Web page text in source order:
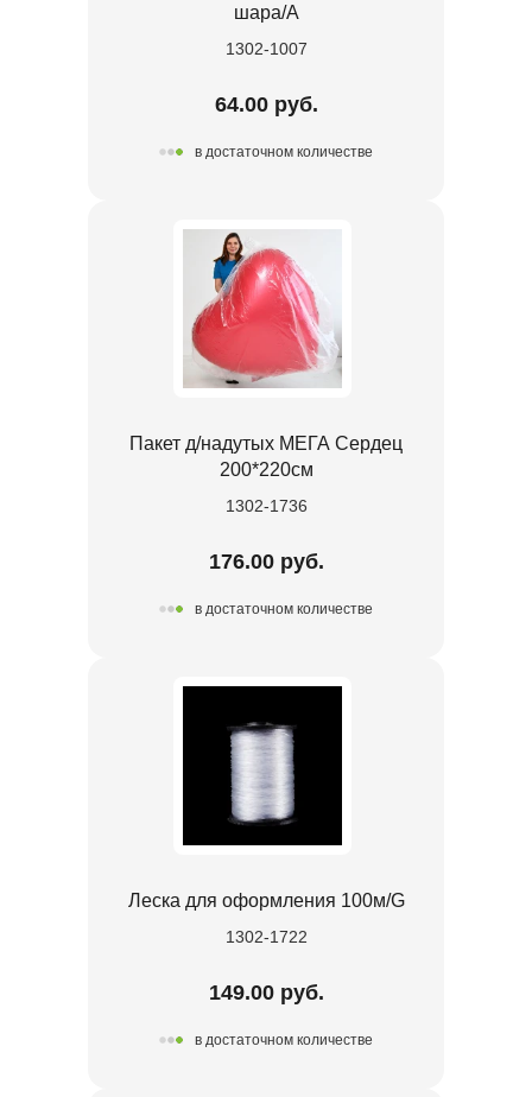
шара/A
1302-1007
64.00 руб.
в достаточном количестве
Пакет д/надутых МЕГА Сердец
200*220см
1302-1736
176.00 руб.
в достаточном количестве
Леска для оформления 100м/G
1302-1722
149.00 руб.
в достаточном количестве